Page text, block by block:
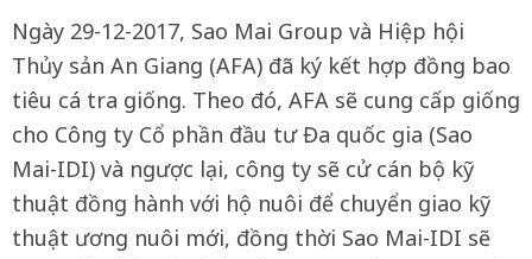
Ngày 29-12-2017, Sao Mai Group và Hiệp hội
Thủy sản An Giang (AFA) đã ký kết hợp đồng bao
tiêu cá tra giống. Theo đó, AFA sẽ cung cấp giống
cho Công ty Cổ phần đầu tư Đa quốc gia (Sao
Mai-IDI) và ngược lại, công ty sẽ cử cán bộ kỹ
thuật đồng hành với hộ nuôi để chuyển giao kỹ
thuật ương nuôi mới, đồng thời Sao Mai-IDI sẽ